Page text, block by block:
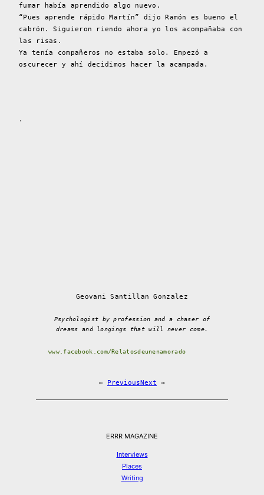
fumar había aprendido algo nuevo.
“Pues aprende rápido Martín” dijo Ramón es bueno el
cabrón. Siguieron riendo ahora yo los acompañaba con
las risas.
Ya tenía compañeros no estaba solo. Empezó a
oscurecer y ahí decidimos hacer la acampada.
.
Geovani Santillan Gonzalez
Psychologist by profession and a chaser of
dreams and longings that will never come.
www.facebook.com/Relatosdeunenamorado
← PreviousNext →
ERRR MAGAZINE
Interviews
Places
Writing